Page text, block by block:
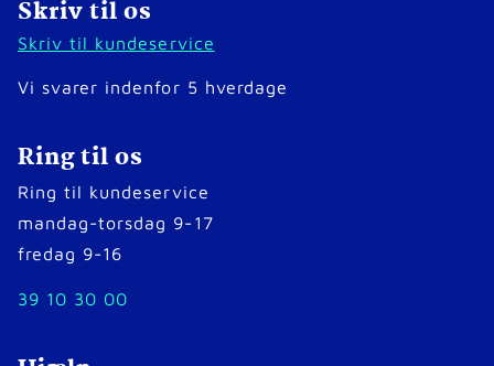
Skriv til os
Skriv til kundeservice
Vi svarer indenfor 5 hverdage
Ring til os
Ring til kundeservice
mandag-torsdag 9-17
fredag 9-16
39 10 30 00